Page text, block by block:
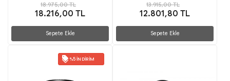
18.975,00 TL
18.216,00 TL
Sepete Ekle
13.915,00 TL
12.801,80 TL
Sepete Ekle
%5 İNDIRIM